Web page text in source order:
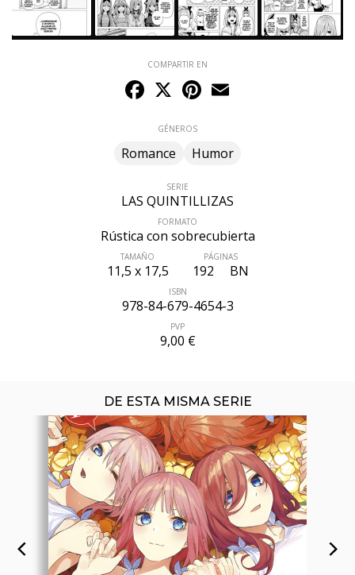
COMPARTIR EN
Facebook
X Pinterest
GÉNEROS
Romance Humor
SERIE
LAS QUINTILLIZAS
FORMATO
Rústica con sobrecubierta
TAMAÑO
11,5 x 17,5
PÁGINAS
192 BN
ISBN
978-84-679-4654-3
PVP
9,00 €
DE ESTA MISMA SERIE
ÚLTIMO NÚMERO PUBLICADO